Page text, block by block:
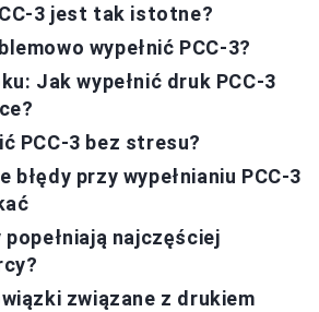
3 jest tak istotne?
wypełnić PCC-3?
Jak wypełnić druk PCC-3
PCC-3 bez stresu?
błędy przy wypełnianiu PCC-3
popełniają najczęściej
związane z drukiem